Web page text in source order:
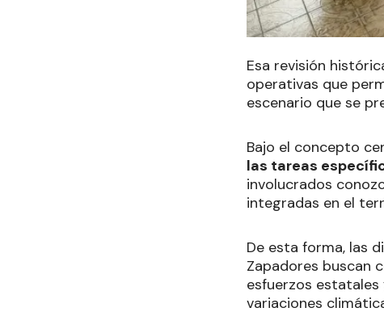
Esa revisión
operativas que
escenario que se
Bajo el concepto
las tareas
involucrados
integradas en el
De esta forma, las
Zapadores buscan
esfuerzos
variaciones